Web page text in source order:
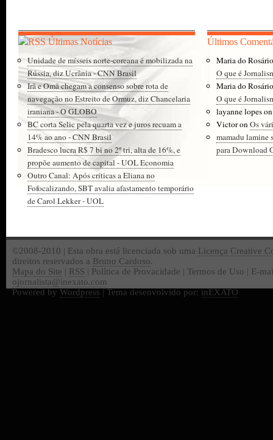
Últimas Notícias
Unidade de mísseis norte-coreana é mobilizada na
Rússia, diz Ucrânia - CNN Brasil
Irã e Omã chegam a consenso sobre rota de
navegação no Estreito de Ormuz, diz Chancelaria
iraniana - O GLOBO
BC corta Selic pela quarta vez e juros recuam a
14% ao ano - CNN Brasil
Bradesco lucra R$ 7 bi no 2º tri, alta de 16%, e
propõe aumento de capital - UOL Economia
Outro Canal: Após críticas a Eliana no
Fofocalizando, SBT avalia afastamento temporário
de Carol Lekker - UOL
Últimos
Maria do
O que é
Maria do
O que é
layanne lopes
VictoronOs
mamadu lamine
para Download
©2008-2010 | Esta obra está licenciada sob uma Licença Creative
direitos reservados a Bruno Cardoso.
Mapa do Site | RSS | Política de Provacidade | Termos de Uso | E-
ojornalista@inexato.com
Powered by Wordpress | Tema desenvolvido por: inEXATO